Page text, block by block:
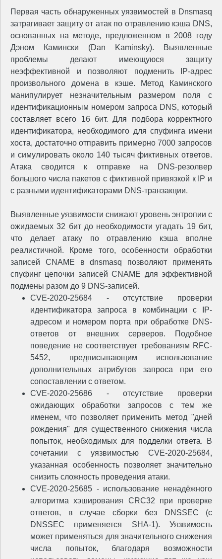
Первая часть обнаруженных уязвимостей в Dnsmasq
затрагивает защиту от атак по отравлению кэша DNS,
основанных на методе, предложенном в 2008 году
Дэном Камински (Dan Kaminsky). Выявленные
проблемы делают имеющуюся защиту
неэффективной и позволяют подменить IP-адрес
произвольного домена в кэше. Метод Каминского
манипулирует незначительным размером поля с
идентификационным номером запроса DNS, который
составляет всего 16 бит. Для подбора корректного
идентификатора, необходимого для спуфинга имени
хоста, достаточно отправить примерно 7000 запросов
и симулировать около 140 тысяч фиктивных ответов.
Атака сводится к отправке на DNS-резолвер
большого числа пакетов с фиктивной привязкой к IP и
с разными идентификаторами DNS-транзакции.
Выявленные уязвимости снижают уровень энтропии с
ожидаемых 32 бит до необходимости угадать 19 бит,
что делает атаку по отравлению кэша вполне
реалистичной. Кроме того, особенности обработки
записей CNAME в dnsmasq позволяют применять
спуфинг цепочки записей CNAME для эффективной
подмены разом до 9 DNS-записей.
CVE-2020-25684 - отсутствие проверки
идентификатора запроса в комбинации с IP-
адресом и номером порта при обработке DNS-
ответов от внешних серверов. Подобное
поведение не соответствует требованиям RFC-
5452, предписывающим использование
дополнительных атрибутов запроса при его
сопоставлении с ответом.
CVE-2020-25686 - отсутствие проверки
ожидающих обработки запросов с тем же
именем, что позволяет применить метод "дней
рождения" для существенного снижения числа
попыток, необходимых для подделки ответа. В
сочетании с уязвимостью CVE-2020-25684,
указанная особенность позволяет значительно
снизить сложность проведения атаки.
CVE-2020-25685 - использование ненадёжного
алгоритма хэширования CRC32 при проверке
ответов, в случае сборки без DNSSEC (с
DNSSEC применяется SHA-1). Уязвимость
может применяться для значительного снижения
числа попыток, благодаря возможности